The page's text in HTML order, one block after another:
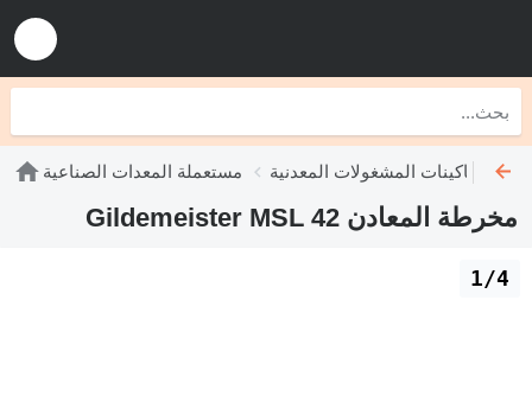
مستعملة المعدات الصناعية ماكينات المشغولات المعدنية
مخرطة المعادن Gildemeister MSL 42
1/4